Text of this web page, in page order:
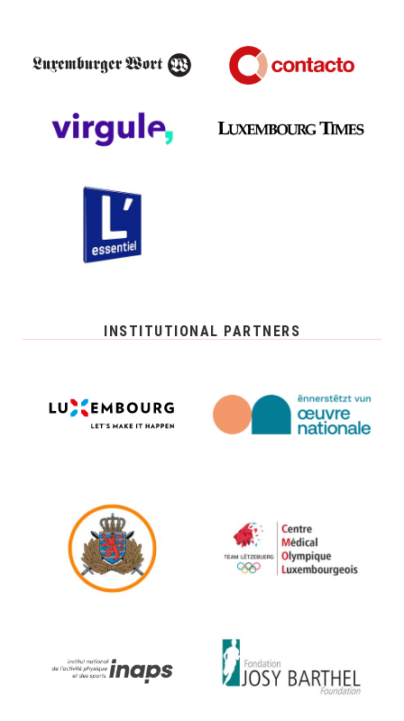
INSTITUTIONAL PARTNERS